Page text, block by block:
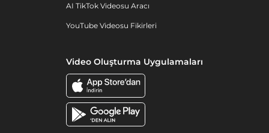
AI TikTok Videosu Aracı
YouTube Videosu Fikirleri
Video Oluşturma Uygulamaları